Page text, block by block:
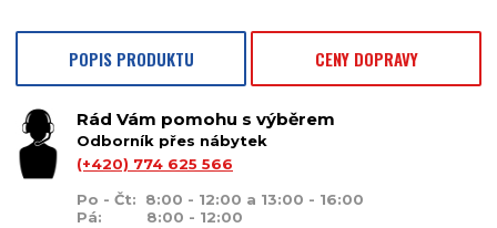
POPIS PRODUKTU CENY DOPRAVY
Rád Vám pomohu s výběrem
Odborník přes nábytek
(+420) 774 625 566
Po - Čt: 8:00 - 12:00 a 13:00 - 16:00
Pá: 8:00 - 12:00